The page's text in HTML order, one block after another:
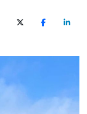
X (Twitter)Facebook